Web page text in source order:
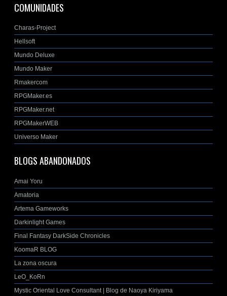
COMUNIDADES
Charas-Project
Hellsoft
Mundo Deluxe
Mundo Maker
Rmakercom
RPGMaker.es
RPGMaker.net
RPGMakerWEB
Universo Maker
BLOGS ABANDONADOS
Amai Yoru
Amatoria
Artema Gameworks
Darkinlight Games
Final Fantasy DarkSide Chronicles
KoomaR BLOG
La zona oscura
LeO_KoRn
Mystic Oriental Love Consultant | Blog de Naoya Kiriyama